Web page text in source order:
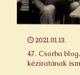
2021.01.13.
47. Csorba
kéziratának